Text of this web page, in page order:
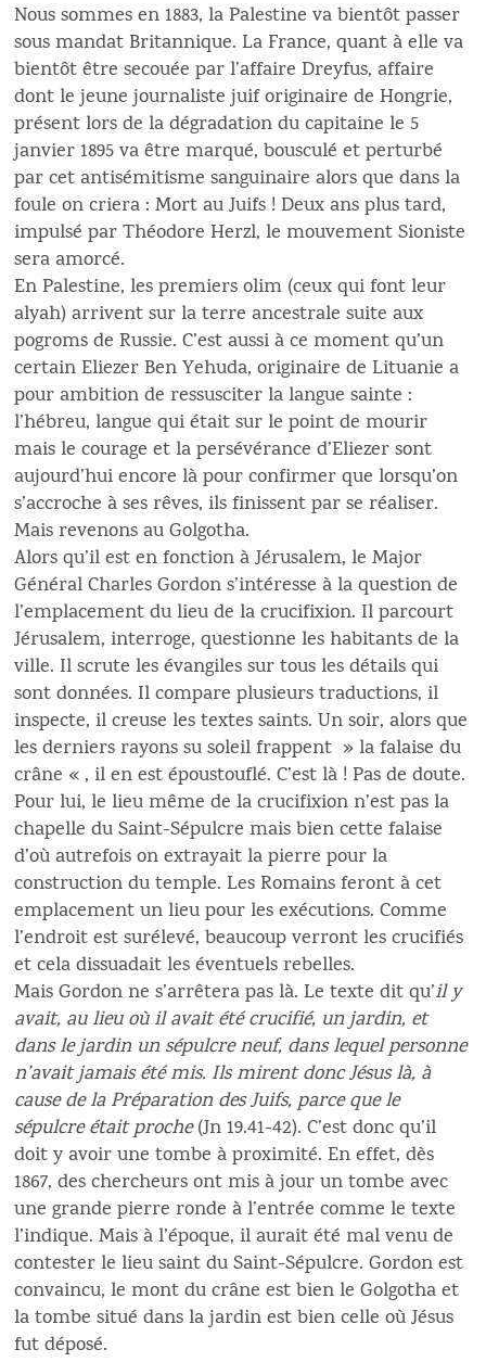
Nous sommes en 1883, la Palestine va bientôt passer
sous mandat Britannique. La France, quant à elle va
bientôt être secouée par l’affaire Dreyfus, affaire
dont le jeune journaliste juif originaire de Hongrie,
présent lors de la dégradation du capitaine le 5
janvier 1895 va être marqué, bousculé et perturbé
par cet antisémitisme sanguinaire alors que dans la
foule on criera : Mort au Juifs ! Deux ans plus tard,
impulsé par Théodore Herzl, le mouvement Sioniste
sera amorcé.
En Palestine, les premiers olim (ceux qui font leur
alyah) arrivent sur la terre ancestrale suite aux
pogroms de Russie. C’est aussi à ce moment qu’un
certain Eliezer Ben Yehuda, originaire de Lituanie a
pour ambition de ressusciter la langue sainte :
l’hébreu, langue qui était sur le point de mourir
mais le courage et la persévérance d’Eliezer sont
aujourd’hui encore là pour confirmer que lorsqu’on
s’accroche à ses rêves, ils finissent par se réaliser.
Mais revenons au Golgotha.
Alors qu’il est en fonction à Jérusalem, le Major
Général Charles Gordon s’intéresse à la question de
l’emplacement du lieu de la crucifixion. Il parcourt
Jérusalem, interroge, questionne les habitants de la
ville. Il scrute les évangiles sur tous les détails qui
sont données. Il compare plusieurs traductions, il
inspecte, il creuse les textes saints. Un soir, alors que
les derniers rayons su soleil frappent » la falaise du
crâne « , il en est époustouflé. C’est là ! Pas de doute.
Pour lui, le lieu même de la crucifixion n’est pas la
chapelle du Saint-Sépulcre mais bien cette falaise
d’où autrefois on extrayait la pierre pour la
construction du temple. Les Romains feront à cet
emplacement un lieu pour les exécutions. Comme
l’endroit est surélevé, beaucoup verront les crucifiés
et cela dissuadait les éventuels rebelles.
Mais Gordon ne s’arrêtera pas là. Le texte dit qu’il y
avait, au lieu où il avait été crucifié, un jardin, et
dans le jardin un sépulcre neuf, dans lequel personne
n’avait jamais été mis. Ils mirent donc Jésus là, à
cause de la Préparation des Juifs, parce que le
sépulcre était proche(Jn 19.41-42). C’est donc qu’il
doit y avoir une tombe à proximité. En effet, dès
1867, des chercheurs ont mis à jour un tombe avec
une grande pierre ronde à l’entrée comme le texte
l’indique. Mais à l’époque, il aurait été mal venu de
contester le lieu saint du Saint-Sépulcre. Gordon est
convaincu, le mont du crâne est bien le Golgotha et
la tombe situé dans la jardin est bien celle où Jésus
fut déposé.